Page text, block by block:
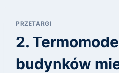
PRZETARGI
2.
budynków